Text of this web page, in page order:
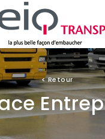
<Retour